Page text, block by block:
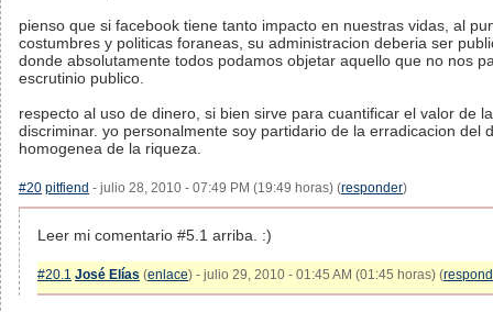
pienso que si facebook tiene tanto impacto en nuestras vidas, al
costumbres y politicas foraneas, su administracion deberia ser
donde absolutamente todos podamos objetar aquello que no nos
escrutinio publico.
respecto al uso de dinero, si bien sirve para cuantificar el valor de
discriminar. yo personalmente soy partidario de la erradicacion del
homogenea de la riqueza.
#20 pitfiend - julio 28, 2010 - 07:49 PM (19:49 horas) (responder)
Leer mi comentario #5.1 arriba. :)
#20.1 José Elías (enlace) - julio 29, 2010 - 01:45 AM (01:45 horas) (